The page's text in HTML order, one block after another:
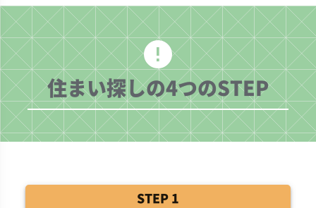
error
住まい探しの4つのSTEP
STEP 1